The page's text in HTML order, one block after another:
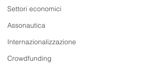
Settori economici
Assonautica
Internazionalizzazione
Crowdfunding